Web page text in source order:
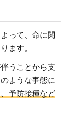
って、命に関
ます。
うことから支
ような事態に
予防接種など